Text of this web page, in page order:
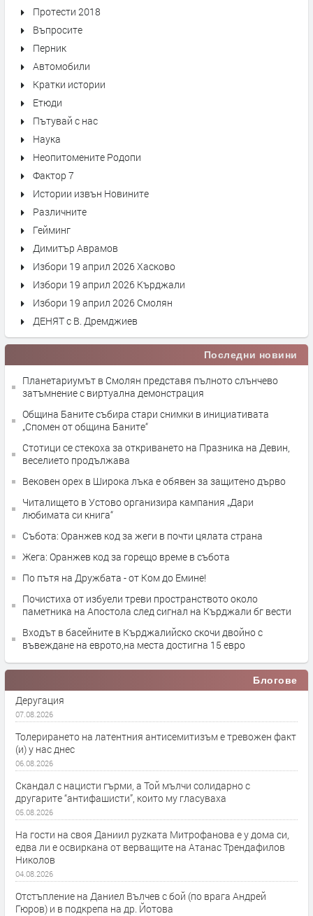
Протести 2018
Въпросите
Перник
Автомобили
Кратки истории
Етюди
Пътувай с нас
Наука
Неопитомените Родопи
Фактор 7
Истории извън Новините
Различните
Гейминг
Димитър Аврамов
Избори 19 април 2026 Хасково
Избори 19 април 2026 Кърджали
Избори 19 април 2026 Смолян
ДЕНЯТ с В. Дремджиев
Последни новини
Планетариумът в Смолян представя пълното слънчево
затъмнение с виртуална демонстрация
Община Баните събира стари снимки в инициативата
„Спомен от община Баните“
Стотици се стекоха за откриването на Празника на Девин,
веселието продължава
Вековен орех в Широка лъка е обявен за защитено дърво
Читалището в Устово организира кампания „Дари
любимата си книга“
Събота: Оранжев код за жеги в почти цялата страна
Жега: Оранжев код за горещо време в събота
По пътя на Дружбата - от Ком до Емине!
Почистиха от избуели треви пространството около
паметника на Апостола след сигнал на Кърджали бг вести
Входът в басейните в Кърджалийско скочи двойно с
въвеждане на еврото,на места достигна 15 евро
Блогове
Деругация
07.08.2026
Толерирането на латентния антисемитизъм е тревожен факт
(и) у нас днес
06.08.2026
Скандал с нацисти гърми, а Той мълчи солидарно с
другарите “антифашисти”, които му гласуваха
05.08.2026
На гости на своя Даниил руzката Митрофанова е у дома си,
едва ли е освиркана от верващите на Атанас Трендафилов
Николов
04.08.2026
Отстъпление на Даниел Вълчев с бой (по врага Андрей
Гюров) и в подкрепа на др. Йотова